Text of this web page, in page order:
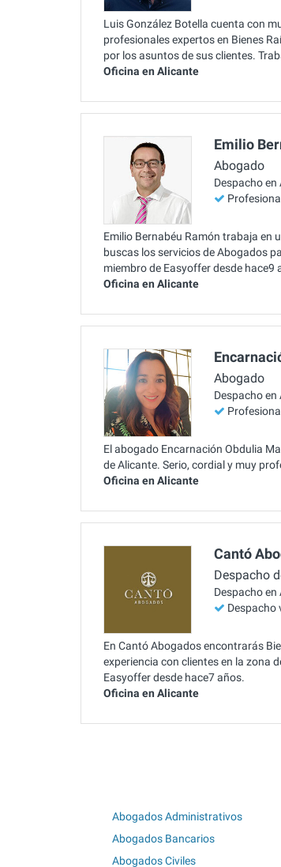
Luis González Botella cuenta con
profesionales expertos en Bienes
por los asuntos de sus clientes.
Oficina en Alicante
Emilio
Abogado
Despacho en
Emilio Bernabéu Ramón trabaja en
buscas los servicios de Abogados
miembro de Easyoffer desde hace9
Oficina en Alicante
Abogado
Despacho en
El abogado Encarnación Obdulia
de Alicante. Serio, cordial y muy
Oficina en Alicante
Cantó
Despacho
Despacho en
Despacho
En Cantó Abogados encontrarás
experiencia con clientes en la zona
Easyoffer desde hace7 años.
Oficina en Alicante
Abogados Administrativos
Abogados Bancarios
Abogados Civiles